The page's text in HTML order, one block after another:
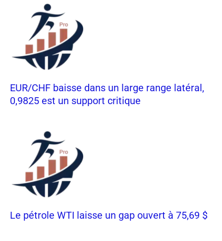
EUR/CHF baisse dans un large range latéral,
0,9825 est un support critique
Le pétrole WTI laisse un gap ouvert à 75,69 $